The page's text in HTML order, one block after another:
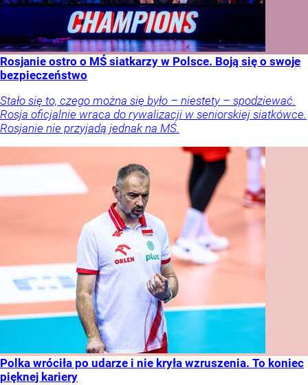
Rosjanie ostro o MŚ siatkarzy w Polsce. Boją się o swoje
bezpieczeństwo
Stało się to, czego można się było – niestety – spodziewać.
Rosja oficjalnie wraca do rywalizacji w seniorskiej siatkówce.
Rosjanie nie przyjadą jednak na MŚ.
Polka wróciła po udarze i nie kryła wzruszenia. To koniec
pięknej kariery